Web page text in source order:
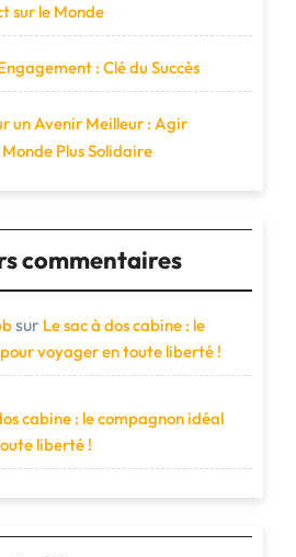
sur le Monde
: Clé du Succès
un Avenir Meilleur : Agir
Plus Solidaire
commentaires
sur Le sac à dos cabine : le
voyager en toute liberté !
cabine : le compagnon idéal
liberté !